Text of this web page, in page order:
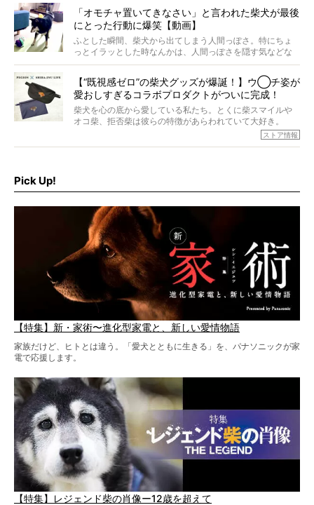
ォーカスし、その元気の秘訣や、老犬と暮らすうえで大切
だと思うことを、オーナーさんに語っていただきます。今
回登場してくれたのは、17歳のときろうくん。小さい頃か
ら食が細かったため、何でも食べさせてきたということで
「オモチャ置いてきなさい」と言われた柴犬が最後
にとった行動に爆笑【動画】
ふとした瞬間、柴犬から出てしまう人間っぽさ。特にちょ
っとイラッとした時なんかは、人間っぽさを隠す気などな
いように見えます。もしかして本当の本当は、中身は人間
【“既視感ゼロ”の柴犬グッズが爆誕！】ウ◯チ姿が
愛おしすぎるコラボプロダクトがついに完成！
柴犬を心の底から愛している私たち。とくに柴スマイルや
オコ柴、拒否柴は彼らの特徴があらわれていて大好き。
でもちょっと待て…もうひとつ、忘れてはならない愛おしい
ストア情報
Pick Up!
【特集】新・家術〜進化型家電と、新しい愛情物語
家族だけど、ヒトとは違う。「愛犬とともに生きる」を、パナソニックが家
電で応援します。
【特集】レジェンド柴の肖像ー12歳を超えて